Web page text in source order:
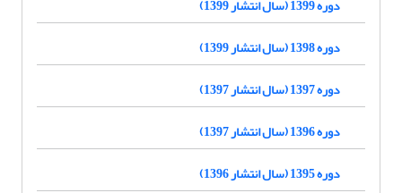
دوره 1399 (سال انتشار 1399)
دوره 1398 (سال انتشار 1399)
دوره 1397 (سال انتشار 1397)
دوره 1396 (سال انتشار 1397)
دوره 1395 (سال انتشار 1396)